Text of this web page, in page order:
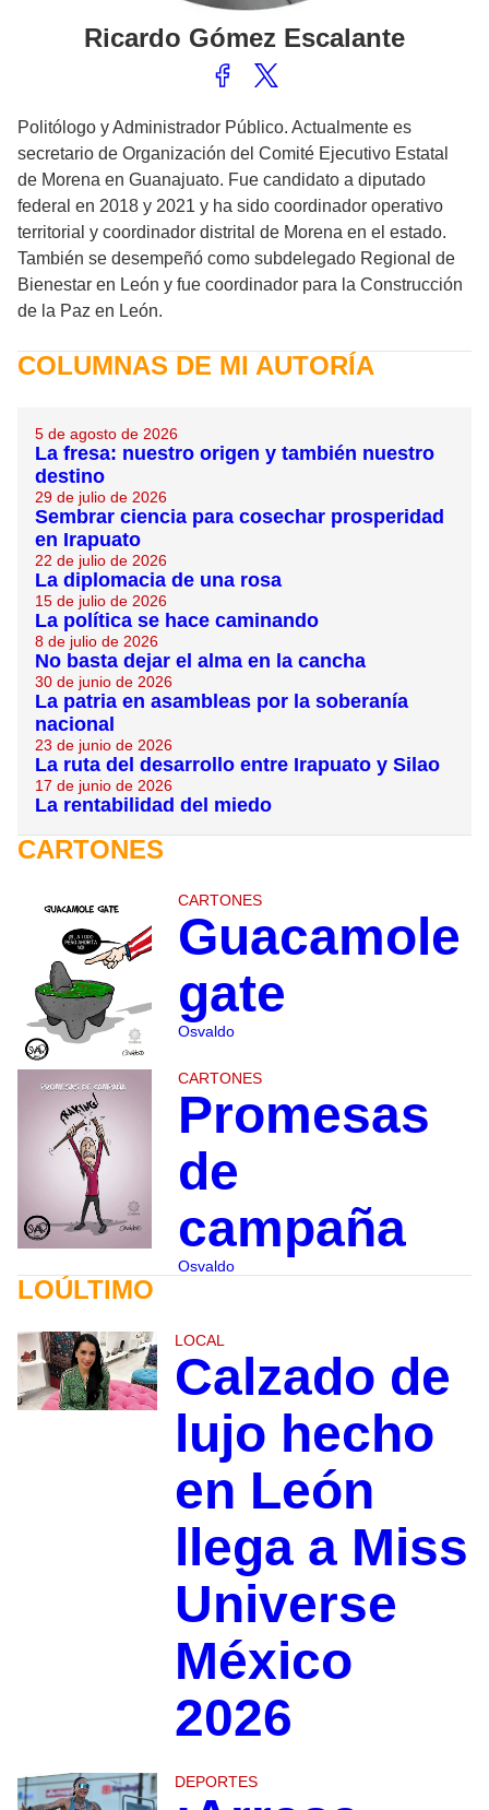
Ricardo Gómez Escalante
Politólogo y Administrador Público. Actualmente es
secretario de Organización del Comité Ejecutivo Estatal
de Morena en Guanajuato. Fue candidato a diputado
federal en 2018 y 2021 y ha sido coordinador operativo
territorial y coordinador distrital de Morena en el estado.
También se desempeñó como subdelegado Regional de
Bienestar en León y fue coordinador para la Construcción
de la Paz en León.
COLUMNAS DE MI AUTORÍA
5 de agosto de 2026
La fresa: nuestro origen y también nuestro
destino
29 de julio de 2026
Sembrar ciencia para cosechar prosperidad
en Irapuato
22 de julio de 2026
La diplomacia de una rosa
15 de julio de 2026
La política se hace caminando
8 de julio de 2026
No basta dejar el alma en la cancha
30 de junio de 2026
La patria en asambleas por la soberanía
nacional
23 de junio de 2026
La ruta del desarrollo entre Irapuato y Silao
17 de junio de 2026
La rentabilidad del miedo
CARTONES
CARTONES
Guacamole
gate
Osvaldo
CARTONES
Promesas
de
campaña
Osvaldo
LOÚLTIMO
LOCAL
Calzado de
lujo hecho
en León
llega a Miss
Universe
México
2026
DEPORTES